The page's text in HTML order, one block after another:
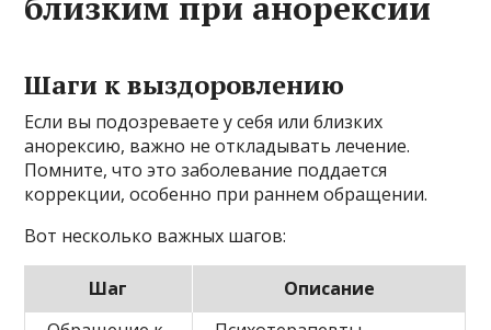
Шаги к выздоровлению
Если вы подозреваете у себя или близких
анорексию, важно не откладывать лечение.
Помните, что это заболевание поддается
коррекции, особенно при раннем обращении.
Вот несколько важных шагов:
Шаг
Описание